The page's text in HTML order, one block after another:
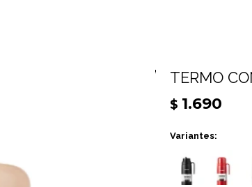
TERMO
$ 1.690
Variantes: